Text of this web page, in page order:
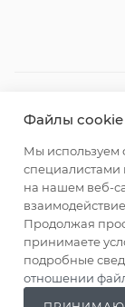
Файлы cookie
Мы используем
специалистами
на нашем веб-
Продолжая
принимаете
подробные
отношении